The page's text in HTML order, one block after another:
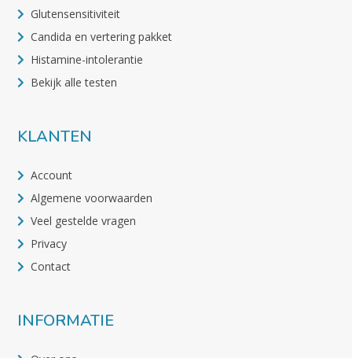
Glutensensitiviteit
Candida en vertering pakket
Histamine-intolerantie
Bekijk alle testen
KLANTEN
Account
Algemene voorwaarden
Veel gestelde vragen
Privacy
Contact
INFORMATIE